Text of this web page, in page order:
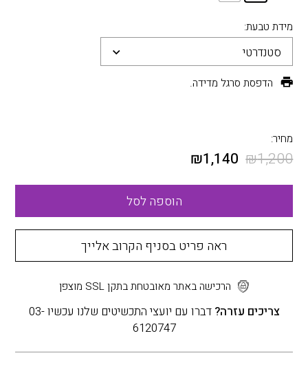
מידת טבעת:
סטנדרטי
הדפסת סרגל מדידה.
מחיר:
₪1,200
₪1,140
הוספה לסל
ראה פריט בסניף הקרוב אלייך
הרכישה באתר מאובטחת בתקן SSL מוצפן
צריכים עזרה?
דברו עם יועצי התכשיטים שלנו עכשיו 03-
6120747